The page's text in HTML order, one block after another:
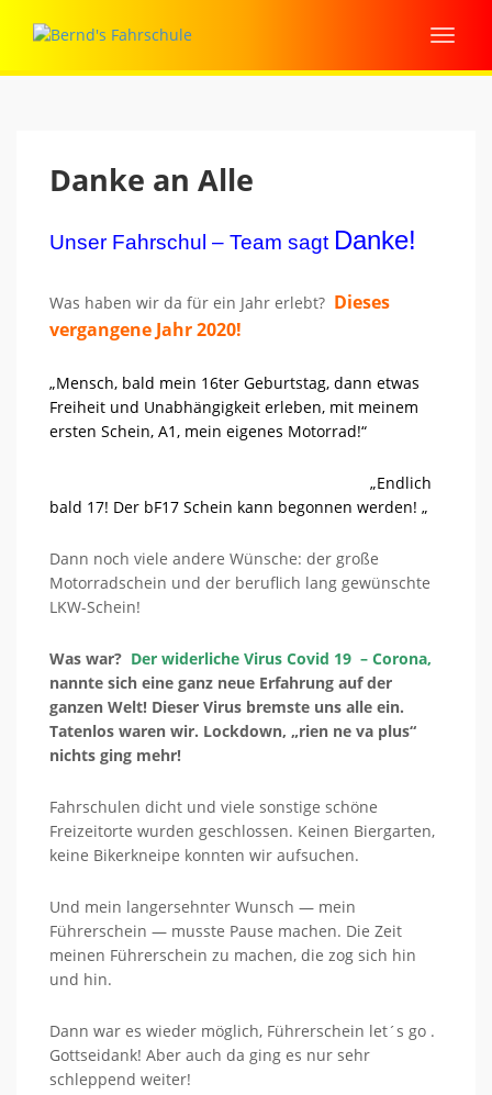
Danke an Alle
Unser Fahrschul – Team sagt Danke!
Was haben wir da für ein Jahr erlebt? Dieses
vergangene Jahr 2020!
„Mensch, bald mein 16ter Geburtstag, dann etwas
Freiheit und Unabhängigkeit erleben, mit meinem
ersten Schein, A1, mein eigenes Motorrad!“
„Endlich
bald 17! Der bF17 Schein kann begonnen werden! „
Dann noch viele andere Wünsche: der große
Motorradschein und der beruflich lang gewünschte
LKW-Schein!
Was war? Der widerliche Virus Covid 19 – Corona,
nannte sich eine ganz neue Erfahrung auf der
ganzen Welt! Dieser Virus bremste uns alle ein.
Tatenlos waren wir. Lockdown, „rien ne va plus“
nichts ging mehr!
Fahrschulen dicht und viele sonstige schöne
Freizeitorte wurden geschlossen. Keinen Biergarten,
keine Bikerkneipe konnten wir aufsuchen.
Und mein langersehnter Wunsch — mein
Führerschein — musste Pause machen. Die Zeit
meinen Führerschein zu machen, die zog sich hin
und hin.
Dann war es wieder möglich, Führerschein let´s go .
Gottseidank! Aber auch da ging es nur sehr
schleppend weiter!